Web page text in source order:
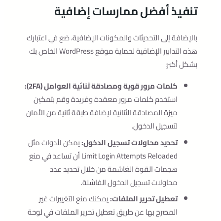
تنفيذ أفضل ممارسات إضافية
بالإضافة إلى التحديثات والمكونات الإضافية، ضع في اعتبارك
هذه التدابير الإضافية لحماية موقع WordPress الخاص بك
بشكل أكبر:
كلمات مرور قوية ومصادقة ثنائية العوامل (2FA):
استخدم كلمات مرور معقدة وفريدة وقم بتمكين
ميزة المصادقة الثنائية لإضافة طبقة ثانية من الأمان
لتسجيل الدخول.
تحديد محاولات تسجيل الدخول:يمكن لأدوات مثل
Limit Login Attempts Reloaded أن تساعد في منع
هجمات القوة الغاشمة من خلال تحديد عدد
محاولات تسجيل الدخول الفاشلة.
تعطيل تحرير الملفات:يمكنك منع التغييرات غير
المصرح بها عن طريق تعطيل تحرير الملفات في لوحة